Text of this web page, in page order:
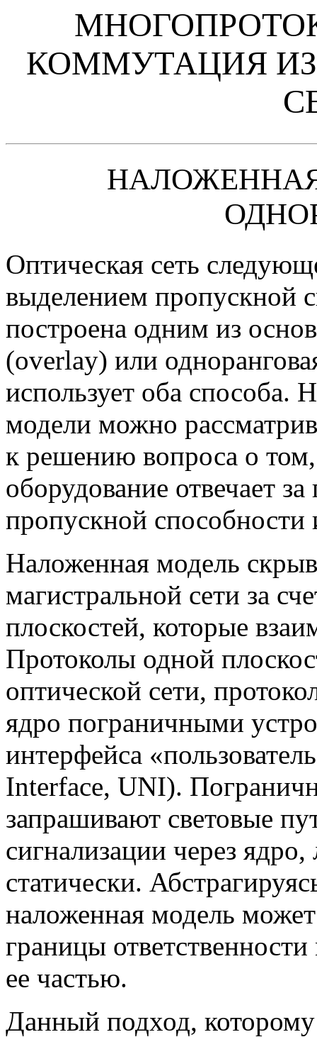
КОММУТАЦИЯ
Оптическая сеть
выделением пропускной
построена одним из
(overlay) или
использует оба
модели можно
к решению вопроса о том,
оборудование отвечает
пропускной
Наложенная модель
магистральной сети за
плоскостей, которые
Протоколы одной
оптической сети,
ядро пограничными
интерфейса
Interface, UNI).
запрашивают световые
сигнализации через
статически.
наложенная модель
границы
ее частью.
Данный подход, которому